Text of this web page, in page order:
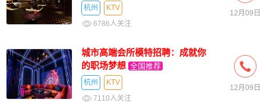
荐
杭州
KTV
6786人关注
12月09日
城市高端会所模特招聘：成就你
的职场梦想 全国推荐
杭州
KTV
7110人关注
12月09日